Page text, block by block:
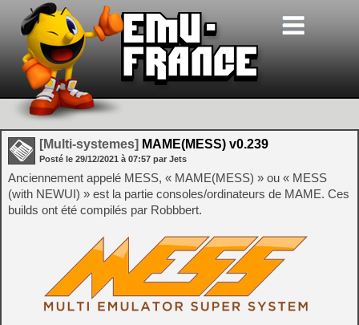
[Multi-systemes] MAME(MESS) v0.239
Posté le 29/12/2021 à 07:57 par Jets
Anciennement appelé MESS, « MAME(MESS) » ou « MESS
(with NEWUI) » est la partie consoles/ordinateurs de MAME. Ces
builds ont été compilés par Robbbert.